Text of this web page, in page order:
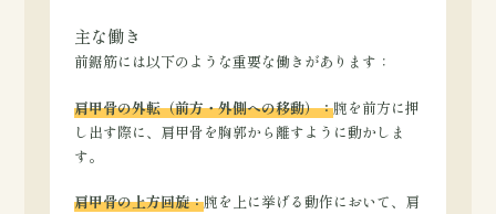
主な働き
前鋸筋には以下のような重要な働きがあります：
肩甲骨の外転（前方・外側への移動）：腕を前方に押
し出す際に、肩甲骨を胸郭から離すように動かしま
す。
肩甲骨の上方回旋：腕を上に挙げる動作において、肩